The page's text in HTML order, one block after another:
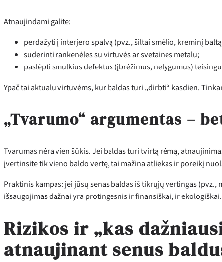
Atnaujindami galite:
perdažyti į interjero spalvą (pvz., šiltai smėlio, kreminį
suderinti rankenėles su virtuvės ar svetainės metalu;
paslėpti smulkius defektus (įbrėžimus, nelygumus)
Ypač tai aktualu virtuvėms, kur baldas turi „dirbti“ kasdien.
„Tvarumo“ argumentas –
Tvarumas nėra vien šūkis. Jei baldas turi tvirtą rėmą,
įvertinsite tik vieno baldo vertę, tai mažina atliekas ir poreikį
Praktinis kampas: jei jūsų senas baldas iš tikrųjų vertingas
išsaugojimas dažnai yra protingesnis ir finansiškai, ir ekologiškai.
Rizikos ir „kas
atnaujinant senus